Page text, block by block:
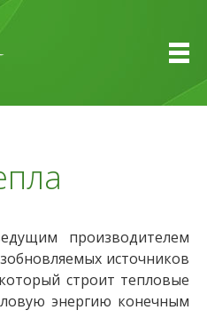
производителем
источников
строит тепловые
энергию конечным